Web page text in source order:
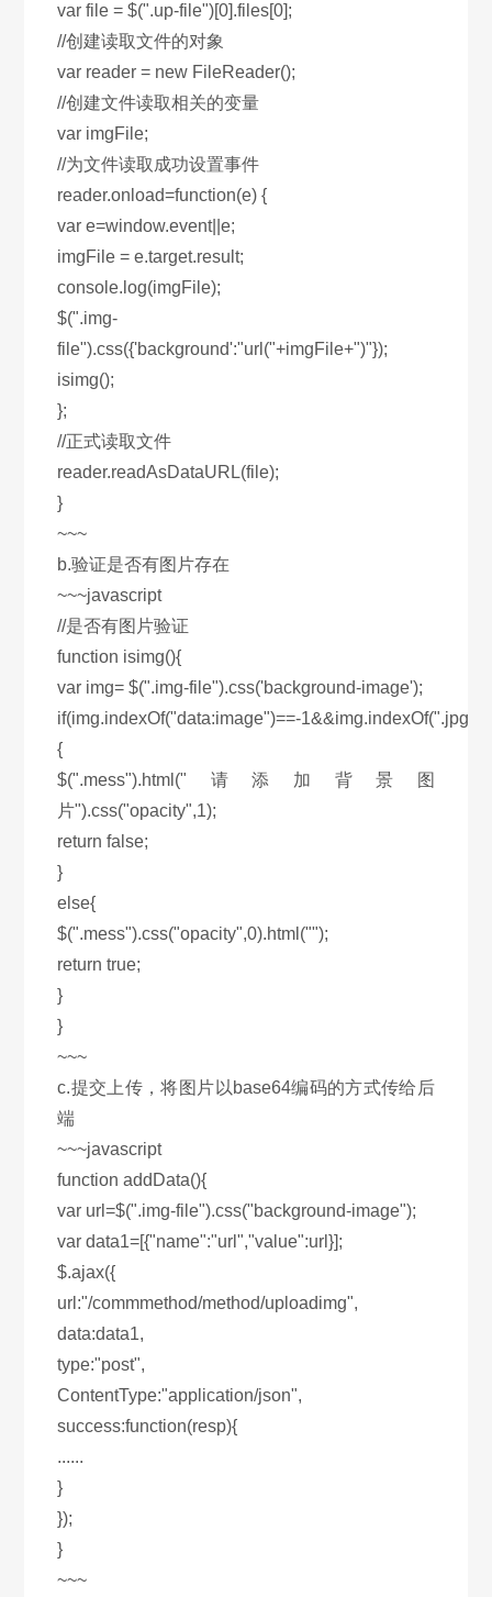
var file = $(".up-file")[0].files[0];
//创建读取文件的对象
var reader = new FileReader();
//创建文件读取相关的变量
var imgFile;
//为文件读取成功设置事件
reader.οnlοad=function(e) {
var e=window.event||e;
imgFile = e.target.result;
console.log(imgFile);
$(".img-
file").css({'background':"url("+imgFile+")"});
isimg();
};
//正式读取文件
reader.readAsDataURL(file);
}
~~~
b.验证是否有图片存在
~~~javascript
//是否有图片验证
function isimg(){
var img= $(".img-file").css('background-image');
if(img.indexOf("data:image")==-
{
$(".mess").html("请添加背景图
片").css("opacity",1);
return false;
}
else{
$(".mess").css("opacity",0).html("");
return true;
}
}
~~~
c.提交上传，将图片以base64编码的方式传给后
端
~~~javascript
function addData(){
var url=$(".img-file").css("background-image");
var data1=[{"name":"url","value":url}];
$.ajax({
url:"/commmethod/method/uploadimg",
data:data1,
type:"post",
ContentType:"application/json",
success:function(resp){
......
}
});
}
~~~